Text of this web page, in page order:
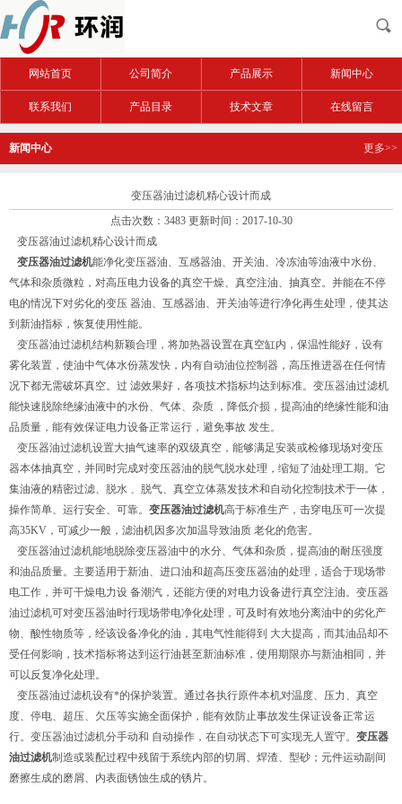
网站首页 公司简介 产品展示 新闻中心
联系我们 产品目录 技术文章 在线留言
新闻中心 更多>>
变压器油过滤机精心设计而成
点击次数：3483 更新时间：2017-10-30
变压器油过滤机精心设计而成
变压器油过滤机能净化变压器油、互感器油、开关油、冷冻油等油液中水份、
气体和杂质微粒，对高压电力设备的真空干燥、真空注油、抽真空。并能在不停
电的情况下对劣化的变压 器油、互感器油、开关油等进行净化再生处理，使其达
到新油指标，恢复使用性能。
变压器油过滤机结构新颖合理，将加热器设置在真空缸内，保温性能好，设有
雾化装置，使油中气体水份蒸发快，内有自动油位控制器，高压推进器在任何情
况下都无需破坏真空。过 滤效果好，各项技术指标均达到标准。变压器油过滤机
能快速脱除绝缘油液中的水份、气体、杂质 ，降低介损，提高油的绝缘性能和油
品质量，能有效保证电力设备正常运行，避免事故 发生。
变压器油过滤机设置大抽气速率的双级真空，能够满足安装或检修现场对变压
器本体抽真空，并同时完成对变压器油的脱气脱水处理，缩短了油处理工期。它
集油液的精密过滤、脱水 、脱气、真空立体蒸发技术和自动化控制技术于一体，
操作简单、运行安全、可靠。 变压器油过滤机高于标准生产，击穿电压可一次提
高35KV，可减少一般，滤油机因多次加温导致油质 老化的危害。
变压器油过滤机能地脱除变压器油中的水分、气体和杂质，提高油的耐压强度
和油品质量。主要适用于新油、进口油和超高压变压器油的处理，适合于现场带
电工作，并可干燥电力设 备潮汽，还能方便的对电力设备进行真空注油。变压器
油过滤机可对变压器油时行现场带电净化处理，可及时有效地分离油中的劣化产
物、酸性物质等，经该设备净化的油，其电气性能得到 大大提高，而其油品却不
受任何影响，技术指标将达到运行油甚至新油标准，使用期限亦与新油相同，并
可以反复净化处理。
变压器油过滤机设有*的保护装置。通过各执行原件本机对温度、压力、真空
度、停电、超压、欠压等实施全面保护，能有效防止事故发生保证设备正常运
行。变压器油过滤机分手动和 自动操作，在自动状态下可实现无人置守。 变压器
油过滤机制造或装配过程中残留于系统内部的切屑、焊渣、型砂；元件运动副间
磨擦生成的磨屑、内表面锈蚀生成的锈片。